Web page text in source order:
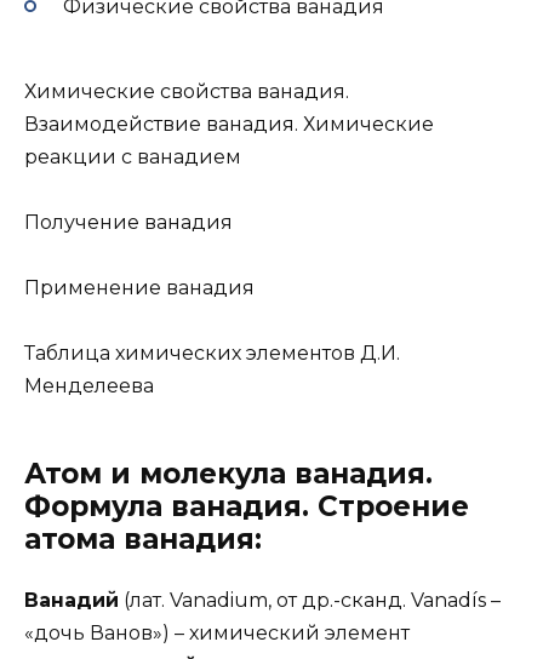
Физические свойства ванадия
Химические свойства ванадия.
Взаимодействие ванадия. Химические
реакции с ванадием
Получение ванадия
Применение ванадия
Таблица химических элементов Д.И.
Менделеева
Атом и молекула ванадия.
Формула ванадия. Строение
атома ванадия:
Ванадий (лат. Vanadium, от др.-сканд. Vanadís –
«дочь Ванов») – химический элемент